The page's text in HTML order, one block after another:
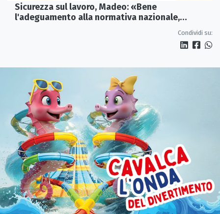
Sicurezza sul lavoro, Madeo: «Bene
l'adeguamento alla normativa nazionale,
Condividi su: